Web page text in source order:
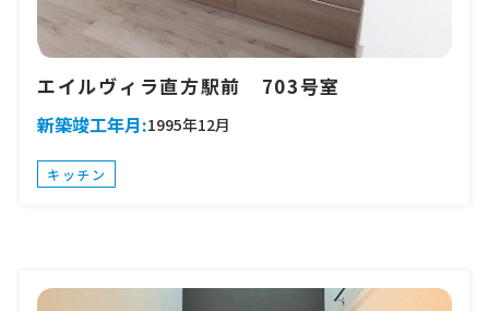
エイルヴィラ直方駅前 703号室
新築竣工年月:1995年12月
キッチン